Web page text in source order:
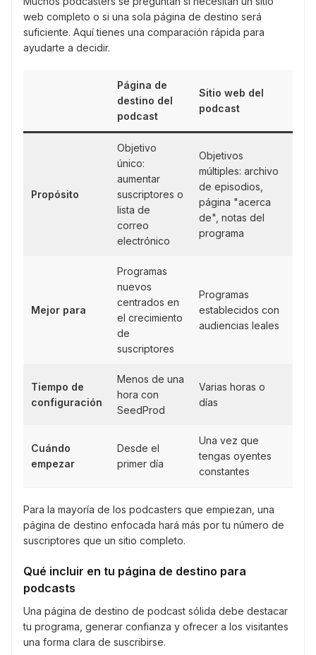
web completo o si una sola página de destino será
suficiente. Aquí tienes una comparación rápida para
ayudarte a decidir.
Página de
destino del
podcast
Sitio web del
podcast
Propósito
Objetivo
único:
aumentar
suscriptores o
lista de
correo
electrónico
Objetivos
múltiples: archivo
de episodios,
página "acerca
de", notas del
programa
Mejor para
Programas
nuevos
centrados en
el crecimiento
de
suscriptores
Programas
establecidos con
audiencias leales
Tiempo de
configuración
Menos de una
hora con
SeedProd
Varias horas o
días
Cuándo
empezar
Desde el
primer día
Una vez que
tengas oyentes
constantes
Para la mayoría de los podcasters que empiezan, una
página de destino enfocada hará más por tu número de
suscriptores que un sitio completo.
Qué incluir en tu página de destino para
podcasts
Una página de destino de podcast sólida debe destacar
tu programa, generar confianza y ofrecer a los visitantes
una forma clara de suscribirse.